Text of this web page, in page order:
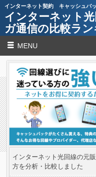
インターネット契約 キャッシュバ
インターネット
ガ通信の比較ラ
MENU
インターネット光回線の元
方を分析・比較しました